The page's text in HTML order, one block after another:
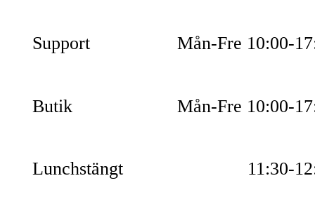
Support Mån-Fre 10:00-
Butik Mån-Fre 10:00-
Lunchstängt 11:30-